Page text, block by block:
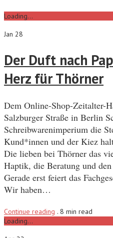
Loading...
Jan 28
Der Duft nach
Herz für Thörner
Dem Online-Shop-Zeitalter-
Salzburger Straße in Berlin
Schreibwarenimperium die
Kund*innen und der Kiez
Die lieben bei Thörner das
Haptik, die Beratung und
Gerade erst feiert das
Wir haben…
Continue reading . 8 min read
Loading...